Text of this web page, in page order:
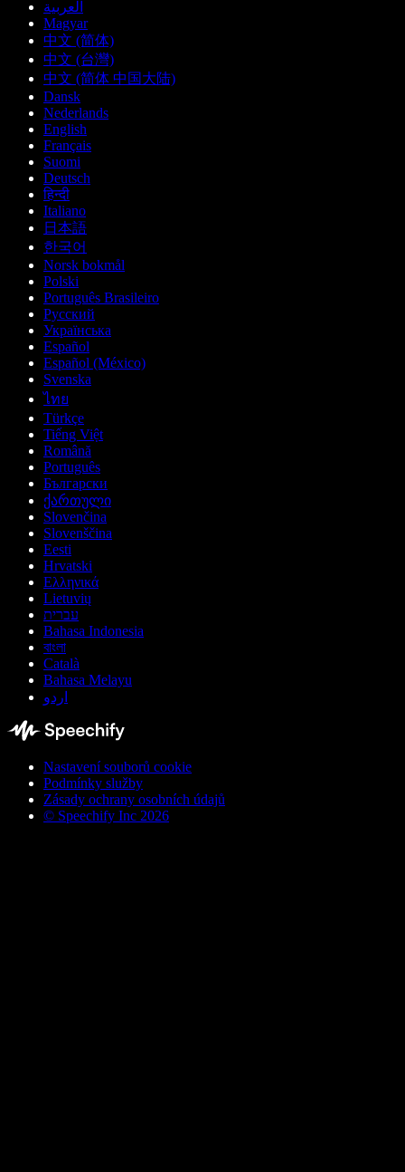
العربية
Magyar
中文 (简体)
中文 (台灣)
中文 (简体 中国大陆)
Dansk
Nederlands
English
Français
Suomi
Deutsch
हिन्दी
Italiano
日本語
한국어
Norsk bokmål
Polski
Português Brasileiro
Русский
Українська
Español
Español (México)
Svenska
ไทย
Türkçe
Tiếng Việt
Română
Português
Български
ქართული
Slovenčina
Slovenščina
Eesti
Hrvatski
Ελληνικά
Lietuvių
עברית
Bahasa Indonesia
বাংলা
Català
Bahasa Melayu
اردو
Nastavení souborů cookie
Podmínky služby
Zásady ochrany osobních údajů
© Speechify Inc 2026